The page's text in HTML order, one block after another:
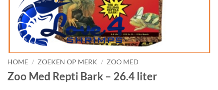
HOME / ZOEKEN OP MERK / ZOO MED
Zoo Med Repti Bark – 26.4 liter